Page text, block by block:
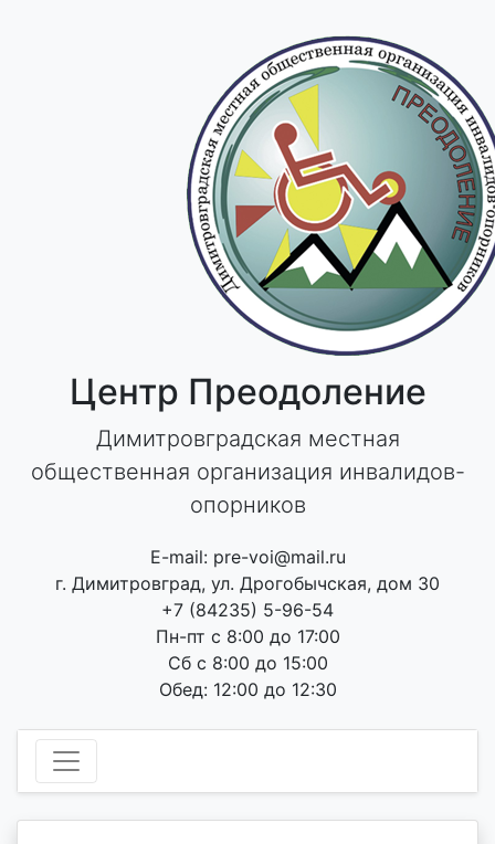
Центр Преодоление
Димитровградская местная
общественная организация инвалидов-
опорников
E-mail: pre-voi@mail.ru
г. Димитровград, ул. Дрогобычская, дом 30
+7 (84235) 5-96-54
Пн-пт с 8:00 до 17:00
Сб с 8:00 до 15:00
Обед: 12:00 до 12:30